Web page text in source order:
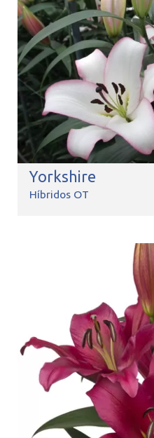
Yorkshire
Híbridos OT